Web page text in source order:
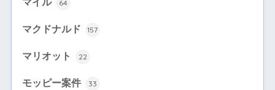
64
マクドナルド 157
マリオット 22
モッピー案件 33